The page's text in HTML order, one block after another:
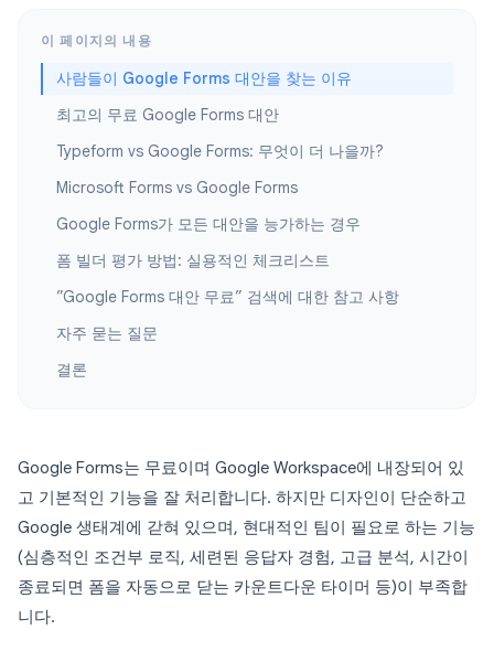
이 페이지의 내용
사람들이 Google Forms 대안을 찾는 이유
최고의 무료 Google Forms 대안
Typeform vs Google Forms: 무엇이 더 나을까?
Microsoft Forms vs Google Forms
Google Forms가 모든 대안을 능가하는 경우
폼 빌더 평가 방법: 실용적인 체크리스트
”Google Forms 대안 무료” 검색에 대한 참고 사항
자주 묻는 질문
결론
Google Forms는 무료이며 Google Workspace에 내장되어 있
고 기본적인 기능을 잘 처리합니다. 하지만 디자인이 단순하고
Google 생태계에 갇혀 있으며, 현대적인 팀이 필요로 하는 기능
(심층적인 조건부 로직, 세련된 응답자 경험, 고급 분석, 시간이
종료되면 폼을 자동으로 닫는 카운트다운 타이머 등)이 부족합
니다.